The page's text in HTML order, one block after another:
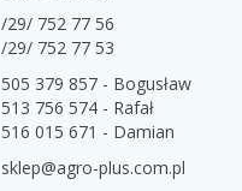
/29/ 752 77 56
/29/ 752 77 53
505 379 857 - Bogusław
513 756 574 - Rafał
516 015 671 - Damian
sklep@agro-plus.com.pl